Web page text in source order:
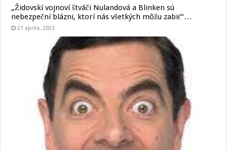
„Židovskí vojnoví štváči Nulandová a Blinken sú
nebezpeční blázni, ktorí nás všetkých môžu zabiť“…
21 apríla, 2023